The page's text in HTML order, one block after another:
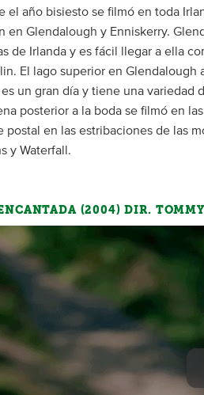
el año bisiesto se filmó en toda
en Glendalough y Enniskerry.
de Irlanda y es fácil llegar a ella
El lago superior en Glendalough
es un gran día y tiene una variedad
posterior a la boda se filmó en
postal en las estribaciones de las
y Waterfall.
(2004) DIR.